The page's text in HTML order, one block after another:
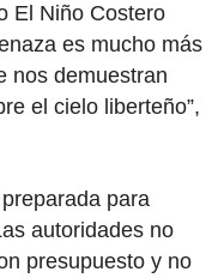
El Niño Costero
es mucho más
nos demuestran
el cielo liberteño”,
para
autoridades no
presupuesto y no